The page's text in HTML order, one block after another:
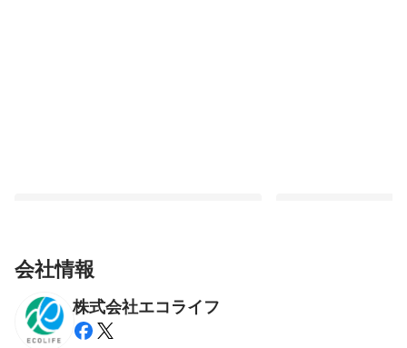
【2026年版しくじり先生！】先輩から後輩
へ等身大のアドバイス❤️‍🔥
会社情報
株式会社エコライフ